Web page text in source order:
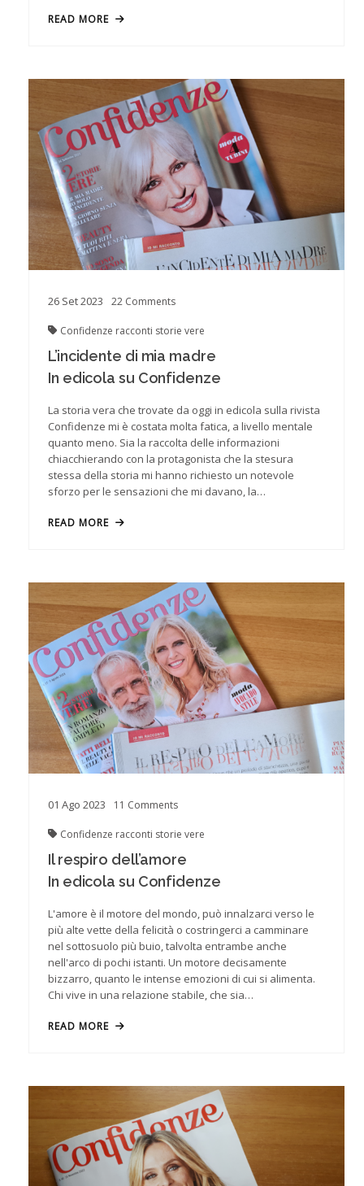
READ MORE
26 Set2023 22 Comments
Confidenze racconti storie vere
L’incidente di mia madre
In edicola su Confidenze
La storia vera che trovate da oggi in edicola sulla rivista
Confidenze mi è costata molta fatica, a livello mentale
quanto meno. Sia la raccolta delle informazioni
chiacchierando con la protagonista che la stesura
stessa della storia mi hanno richiesto un notevole
sforzo per le sensazioni che mi davano, la…
READ MORE
01 Ago 2023 11 Comments
Confidenze racconti storie vere
Il respiro dell’amore
In edicola su Confidenze
L'amore è il motore del mondo, può innalzarci verso le
più alte vette della felicità o costringerci a camminare
nel sottosuolo più buio, talvolta entrambe anche
nell'arco di pochi istanti. Un motore decisamente
bizzarro, quanto le intense emozioni di cui si alimenta.
Chi vive in una relazione stabile, che sia…
READ MORE